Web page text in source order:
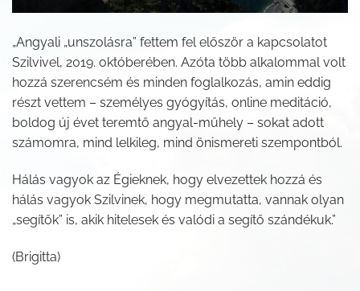
„Angyali „unszolásra” fettem fel először a kapcsolatot
Szilvivel, 2019. októberében. Azóta több alkalommal volt
hozzá szerencsém és minden foglalkozás, amin eddig
részt vettem – személyes gyógyítás, online meditáció,
boldog új évet teremtő angyal-műhely – sokat adott
számomra, mind lelkileg, mind önismereti szempontból.
Hálás vagyok az Égieknek, hogy elvezettek hozzá és
hálás vagyok Szilvinek, hogy megmutatta, vannak olyan
„segítők” is, akik hitelesek és valódi a segítő szándékuk.”
(Brigitta)